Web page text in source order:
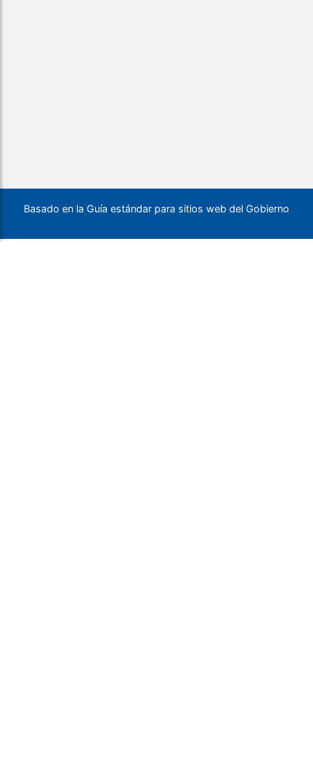
Basado en la Guía estándar para sitios web del Gobierno